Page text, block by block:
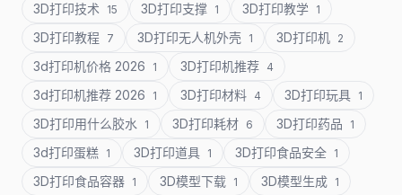
3D打印技术 15 3D打印支撑 1 3D打印教学 1
3D打印教程 7 3D打印无人机外壳 1 3D打印机 2
3d打印机价格 2026 1 3D打印机推荐 4
3d打印机推荐 2026 1 3D打印材料 4 3D打印玩具 1
3D打印用什么胶水 1 3D打印耗材 6 3D打印药品 1
3d打印蛋糕 1 3D打印道具 1 3D打印食品安全 1
3D打印食品容器 1 3D模型下载 1 3D模型生成 1